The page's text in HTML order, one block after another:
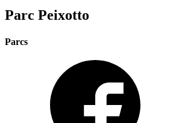
Parc Peixotto
Parcs